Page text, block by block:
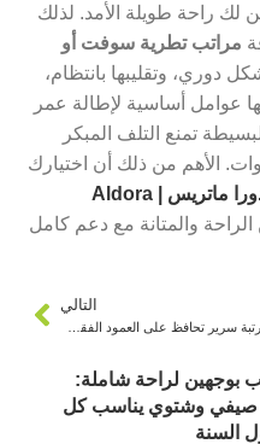
لك راحة طويلة الأمد. لذلك
مراتب تطرية سوفت أو
دوري، وتقليبها بانتظام،
عوامل أساسية لإطالة عمر
تمنع التلف المبكر
الأهم من ذلك أن اختيارك
الدورا ماتريس | Aldora
والمتانة مع دعم كامل
التالي
بوجهين لراحة شاملة:
وشتوي يناسب كل
السنة